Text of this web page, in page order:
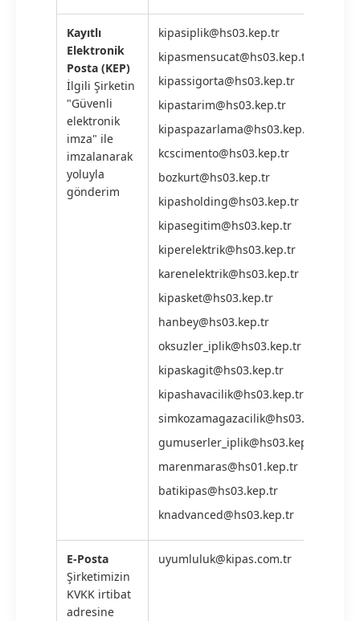
Kayıtlı
Elektronik
Posta (KEP)
İlgili Şirketin
"Güvenli
elektronik
imza" ile
imzalanarak
yoluyla
gönderim
kipasiplik@hs03.kep.tr
kipasmensucat@hs03.kep.tr
kipassigorta@hs03.kep.tr
kipastarim@hs03.kep.tr
kipaspazarlama@hs03.kep.tr
kcscimento@hs03.kep.tr
bozkurt@hs03.kep.tr
kipasholding@hs03.kep.tr
kipasegitim@hs03.kep.tr
kiperelektrik@hs03.kep.tr
karenelektrik@hs03.kep.tr
kipasket@hs03.kep.tr
hanbey@hs03.kep.tr
oksuzler_iplik@hs03.kep.tr
kipaskagit@hs03.kep.tr
kipashavacilik@hs03.kep.tr
simkozamagazacilik@hs03.kep.tr
gumuserler_iplik@hs03.kep.tr
marenmaras@hs01.kep.tr
batikipas@hs03.kep.tr
knadvanced@hs03.kep.tr
E-Posta
Şirketimizin
KVKK irtibat
adresine
uyumluluk@kipas.com.tr